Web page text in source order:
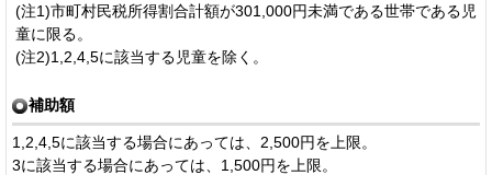
(注1)市町村民税所得割合計額が301,000円未満である世帯である児
童に限る。
(注2)1,2,4,5に該当する児童を除く。
補助額
1,2,4,5に該当する場合にあっては、2,500円を上限。
3に該当する場合にあっては、1,500円を上限。